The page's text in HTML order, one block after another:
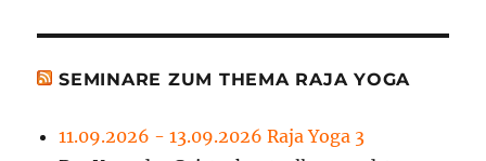
SEMINARE ZUM THEMA RAJA YOGA
11.09.2026 - 13.09.2026 Raja Yoga 3